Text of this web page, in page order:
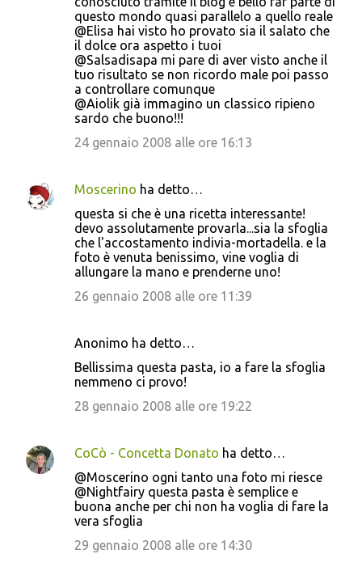
questo mondo quasi parallelo a quello reale
@Elisa hai visto ho provato sia il salato che
il dolce ora aspetto i tuoi
@Salsadisapa mi pare di aver visto anche il
tuo risultato se non ricordo male poi passo
a controllare comunque
@Aiolik già immagino un classico ripieno
sardo che buono!!!
24 gennaio 2008 alle ore 16:13
Moscerino ha detto…
questa si che è una ricetta interessante!
devo assolutamente provarla...sia la sfoglia
che l'accostamento indivia-mortadella. e la
foto è venuta benissimo, vine voglia di
allungare la mano e prenderne uno!
26 gennaio 2008 alle ore 11:39
Anonimo ha detto…
Bellissima questa pasta, io a fare la sfoglia
nemmeno ci provo!
28 gennaio 2008 alle ore 19:22
CoCò - Concetta Donato ha detto…
@Moscerino ogni tanto una foto mi riesce
@Nightfairy questa pasta è semplice e
buona anche per chi non ha voglia di fare la
vera sfoglia
29 gennaio 2008 alle ore 14:30